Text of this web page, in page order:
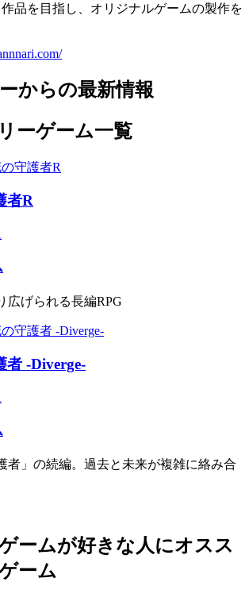
品を目指し、オリジナルゲームの製作を
からの最新情報
ーゲーム一覧
者R
広げられる長編RPG
者 -Diverge-
者」の続編。過去と未来が複雑に絡み合
ームが好きな人にオスス
ーム